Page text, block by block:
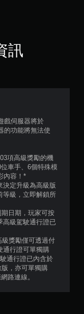
顆
）
，
共
4
則
評
分
訊
戲伺服器將於
的功能將無法使
項高級獎勵的機
車手、6個特殊模
內容！*
決定升級為高級版
等級，立即解鎖所
日期，玩家可按
高級駕駛通行證已
獎勵僅可透過付
通行證可單獨購
通行證已內含於
，亦可單獨購
路連線。